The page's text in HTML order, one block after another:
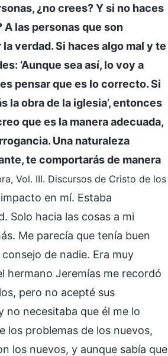
¿no crees? Y si no haces
las personas que son
verdad. Si haces algo mal y te
‘Aunque sea así, lo voy a
pensar que es lo correcto. Si
la obra de la iglesia’, entonces
que es la manera adecuada,
Una naturaleza
te comportarás de manera
Vol. III. Discursos de Cristo de los
en mí. Estaba
Solo hacia las cosas a mi
Me parecía que tenía buen
de nadie. Era muy
hermano Jeremías me recordó
pero no acepté sus
no necesitaba que él me lo
los problemas de los nuevos,
los nuevos, y aunque sabía que